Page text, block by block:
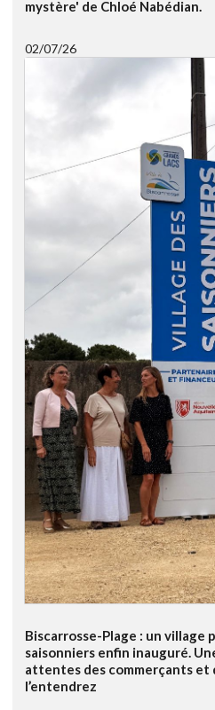
mystère' de Chloé Nabédian.
02/07/26
Biscarrosse-Plage : un village
saisonniers enfin inauguré.
attentes des commerçants et
l’entendrez